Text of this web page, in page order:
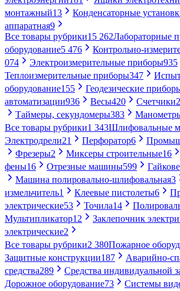
монтажный13 Конденсаторные
аппаратная9
Все товары рубрики15 262Лабораторные
оборудование5 476 Контрольно-
074
Электроизмерительные приборы935
Теплоизмерительные приборы347
оборудование155 Геодезические
автоматизации936 Весы420 Счетчики
Таймеры, секундомеры383
Все товары рубрики1 343Шлифовальные
Электродрели21 Перфоратор6
Фрезеры2 Миксеры строительные16
фены16 Отрезные машины599
Машина полировально-шлифовальная3
измельчитель1 Клеевые пистолеты6
электрические53 Точила14
Мультипликатор12 Заклепочник
электрические2
Все товары рубрики2 380Пожарное
Защитные конструкции187
Аварийно-
средства289 Средства индивидуальной
Дорожное оборудование73 Системы